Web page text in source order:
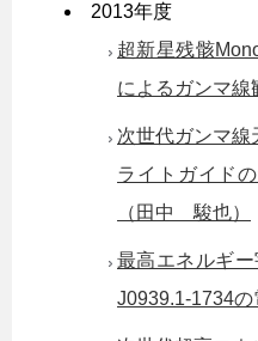
2013年度
超新星残骸
によるガンマ
次世代ガンマ線
ライトガイド
（田中 駿也）
最高エネルギ
J0939.1-1734